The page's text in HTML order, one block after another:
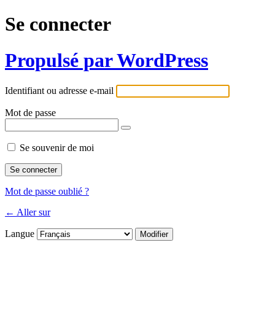
Se connecter
Propulsé par WordPress
Identifiant ou adresse e-mail
Mot de passe
Se souvenir de moi
Mot de passe oublié ?
← Aller sur
Langue